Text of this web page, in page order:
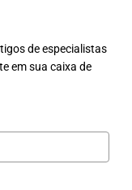
de especialistas
em sua caixa de